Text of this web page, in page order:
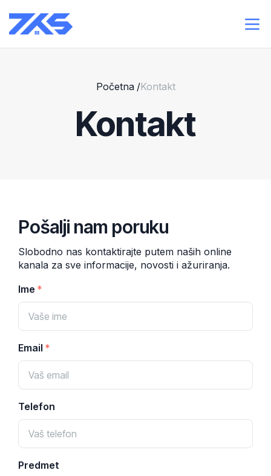
Početna /Kontakt
Kontakt
Pošalji nam poruku
Slobodno nas kontaktirajte putem naših online
kanala za sve informacije, novosti i ažuriranja.
Ime
Email
Telefon
Predmet